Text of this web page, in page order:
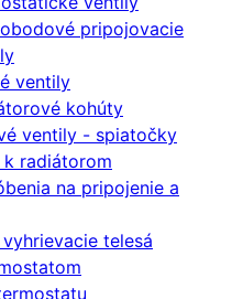
pripojovacie
ventily
kohúty
ventily - spiatočky
radiátorom
na pripojenie a
telesá